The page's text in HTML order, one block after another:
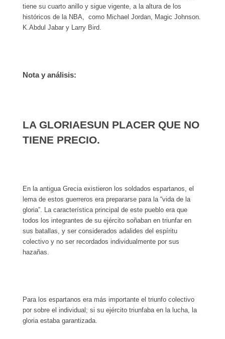
tiene su cuarto anillo y sigue vigente, a la altura de los
históricos de la NBA, como Michael Jordan, Magic Johnson.
K.Abdul Jabar y Larry Bird.
Nota y análisis:
LA GLORIAESUN PLACER QUE NO
TIENE PRECIO.
En la antigua Grecia existieron los soldados espartanos, el
lema de estos guerreros era prepararse para la “vida de la
gloria”. La característica principal de este pueblo era que
todos los integrantes de su ejército soñaban en triunfar en
sus batallas, y ser considerados adalides del espíritu
colectivo y no ser recordados individualmente por sus
hazañas.
Para los espartanos era más importante el triunfo colectivo
por sobre el individual; si su ejército triunfaba en la lucha, la
gloria estaba garantizada.